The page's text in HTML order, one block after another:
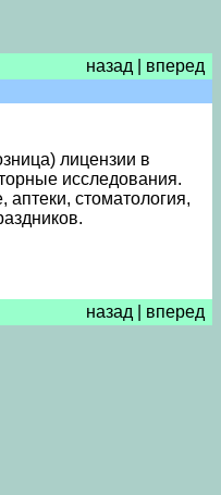
назад
вперед
лицензии в
исследования.
стоматология,
назад вперед